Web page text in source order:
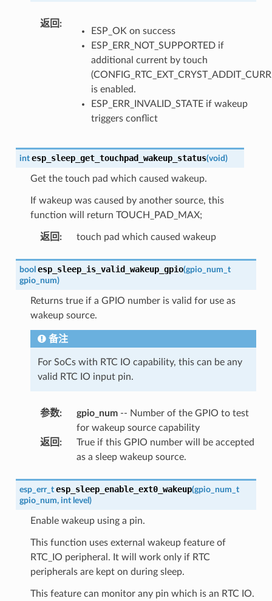
返回 :
ESP_OK on success
ESP_ERR_NOT_SUPPORTED if
additional current by touch
is enabled.
ESP_ERR_INVALID_STATE if wakeup
triggers conflict
int esp_sleep_get_touchpad_wakeup_status(void)
Get the touch pad which caused wakeup.
If wakeup was caused by another source, this
function will return TOUCH_PAD_MAX;
返回 : touch pad which caused wakeup
bool esp_sleep_is_valid_wakeup_gpio(gpio_num_t
gpio_num)
Returns true if a GPIO number is valid for use as
wakeup source.
备注
For SoCs with RTC IO capability, this can be any
valid RTC IO input pin.
参数: gpio_num-- Number of the GPIO to test
for wakeup source capability
返回 :
True if this GPIO number will be accepted
as a sleep wakeup source.
esp_err_t esp_sleep_enable_ext0_wakeup(gpio_num_t
gpio_num, int level )
Enable wakeup using a pin.
This function uses external wakeup feature of
RTC_IO peripheral. It will work only if RTC
peripherals are kept on during sleep.
This feature can monitor any pin which is an RTC IO.